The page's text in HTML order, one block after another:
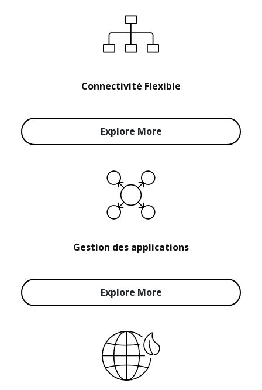
Connectivité Flexible
Explore More
Gestion des applications
Explore More